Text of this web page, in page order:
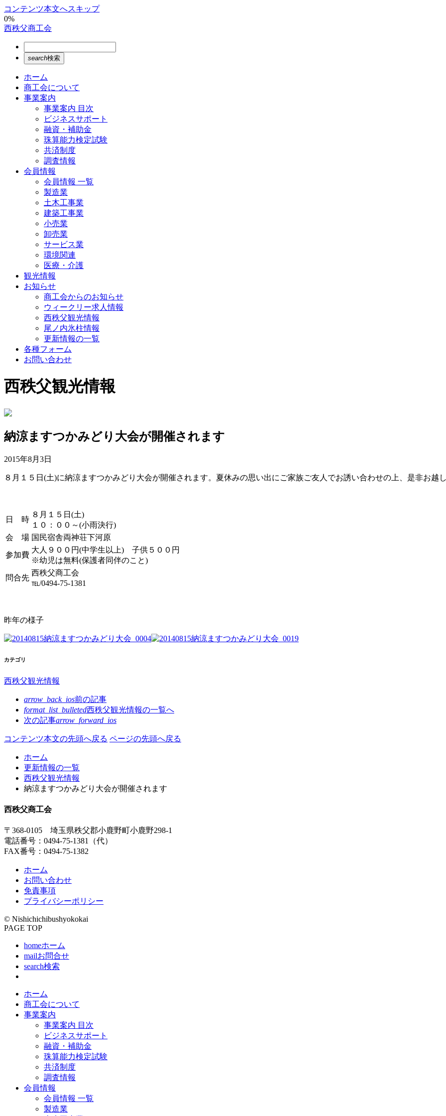
コンテンツ本文へスキップ
0%
西秩父商工会
search検索
ホーム
商工会について
事業案内
事業案内 目次
ビジネスサポート
融資・補助金
珠算能力検定試験
共済制度
調査情報
会員情報
会員情報 一覧
製造業
土木工事業
建築工事業
小売業
卸売業
サービス業
環境関連
医療・介護
観光情報
お知らせ
商工会からのお知らせ
ウィークリー求人情報
西秩父観光情報
尾ノ内氷柱情報
更新情報の一覧
各種フォーム
お問い合わせ
西秩父観光情報
納涼ますつかみどり大会が開催されます
2015年8月3日
８月１５日(土)に納涼ますつかみどり大会が開催されます。夏休みの思い出にご家族ご友人でお誘い合わせの上、是非お越し
日 時
８月１５日(土)
１０：００～(小雨決行)
会 場 国民宿舎両神荘下河原
参加費
大人９００円(中学生以上) 子供５００円
※幼児は無料(保護者同伴のこと)
問合先
西秩父商工会
℡/0494-75-1381
昨年の様子
カテゴリ
西秩父観光情報
arrow_back_ios前の記事
format_list_bulleted西秩父観光情報の一覧へ
次の記事arrow_forward_ios
コンテンツ本文の先頭へ戻る ページの先頭へ戻る
ホーム
更新情報の一覧
西秩父観光情報
納涼ますつかみどり大会が開催されます
西秩父商工会
〒368-0105 埼玉県秩父郡小鹿野町小鹿野298-1
電話番号 ： 0494-75-1381
（代）
FAX番号 ：0494-75-1382
ホーム
お問い合わせ
免責事項
プライバシーポリシー
© Nishichichibushyokokai
PAGE TOP
homeホーム
mailお問合せ
search検索
ホーム
商工会について
事業案内
事業案内 目次
ビジネスサポート
融資・補助金
珠算能力検定試験
共済制度
調査情報
会員情報
会員情報 一覧
製造業